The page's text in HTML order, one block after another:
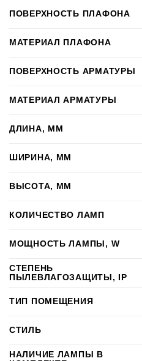
ПОВЕРХНОСТЬ ПЛАФОНА
МАТЕРИАЛ ПЛАФОНА
ПОВЕРХНОСТЬ АРМАТУРЫ
МАТЕРИАЛ АРМАТУРЫ
ДЛИНА, ММ
ШИРИНА, ММ
ВЫСОТА, ММ
КОЛИЧЕСТВО ЛАМП
МОЩНОСТЬ ЛАМПЫ, W
СТЕПЕНЬ
ПЫЛЕВЛАГОЗАЩИТЫ, IP
ТИП ПОМЕЩЕНИЯ
СТИЛЬ
НАЛИЧИЕ ЛАМПЫ В